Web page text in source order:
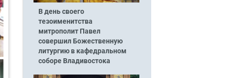
В день своего
тезоименитства
митрополит Павел
совершил Божественную
литургию в кафедральном
соборе Владивостока